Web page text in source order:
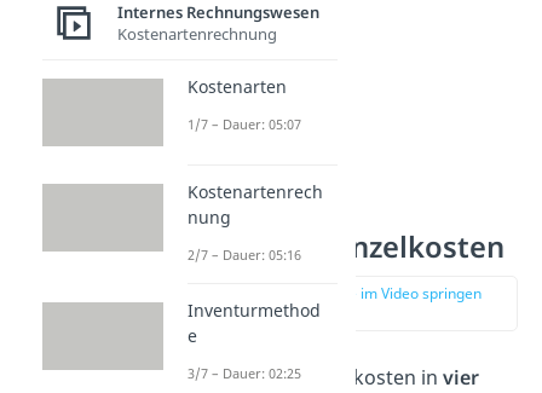
Arten der Einzelkosten
zur Stelle im Video springen
(00:56)
Du teilst die Einzelkosten in vier
Internes Rechnungswesen
Kostenartenrechnung
Kostenarten
1/7 – Dauer: 05:07
Kostenartenrech
nung
2/7 – Dauer: 05:16
Inventurmethod
e
3/7 – Dauer: 02:25